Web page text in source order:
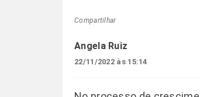
Compartilhar
Angela Ruiz
22/11/2022 às 15:14